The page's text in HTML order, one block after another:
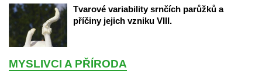
Tvarové variability srnčích parůžků a
příčiny jejich vzniku VIII.
MYSLIVCI A PŘÍRODA